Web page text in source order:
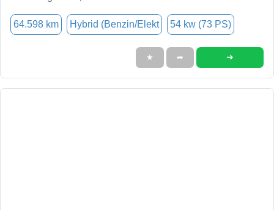
64.598 km Hybrid (Benzin/Elekt 54 kw (73 PS)
★ ➦ ➜